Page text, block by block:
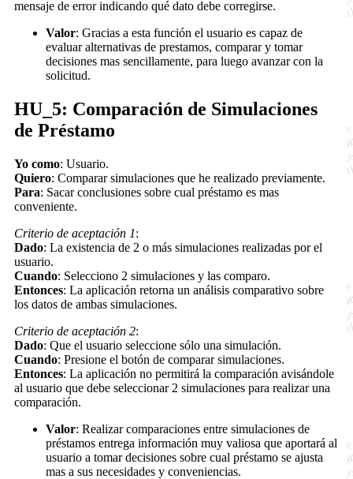
mensaje de error indicando qué dato debe corregirse.
Valor: Gracias a esta función el usuario es capaz de
evaluar alternativas de prestamos, comparar y tomar
decisiones mas sencillamente, para luego avanzar con la
solicitud.
HU_5: Comparación de Simulaciones
de Préstamo
Yo como: Usuario.
Quiero: Comparar simulaciones que he realizado previamente.
Para: Sacar conclusiones sobre cual préstamo es mas
conveniente.
Criterio de aceptación 1:
Dado: La existencia de 2 o más simulaciones realizadas por el
usuario.
Cuando: Selecciono 2 simulaciones y las comparo.
Entonces: La aplicación retorna un análisis comparativo sobre
los datos de ambas simulaciones.
Criterio de aceptación 2:
Dado: Que el usuario seleccione sólo una simulación.
Cuando: Presione el botón de comparar simulaciones.
Entonces: La aplicación no permitirá la comparación avisándole
al usuario que debe seleccionar 2 simulaciones para realizar una
comparación.
Valor: Realizar comparaciones entre simulaciones de
préstamos entrega información muy valiosa que aportará al
usuario a tomar decisiones sobre cual préstamo se ajusta
mas a sus necesidades y conveniencias.